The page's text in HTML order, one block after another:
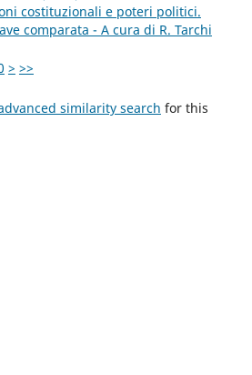
costituzionali e poteri politici.
comparata - A cura di R. Tarchi
> >>
similarity search for this